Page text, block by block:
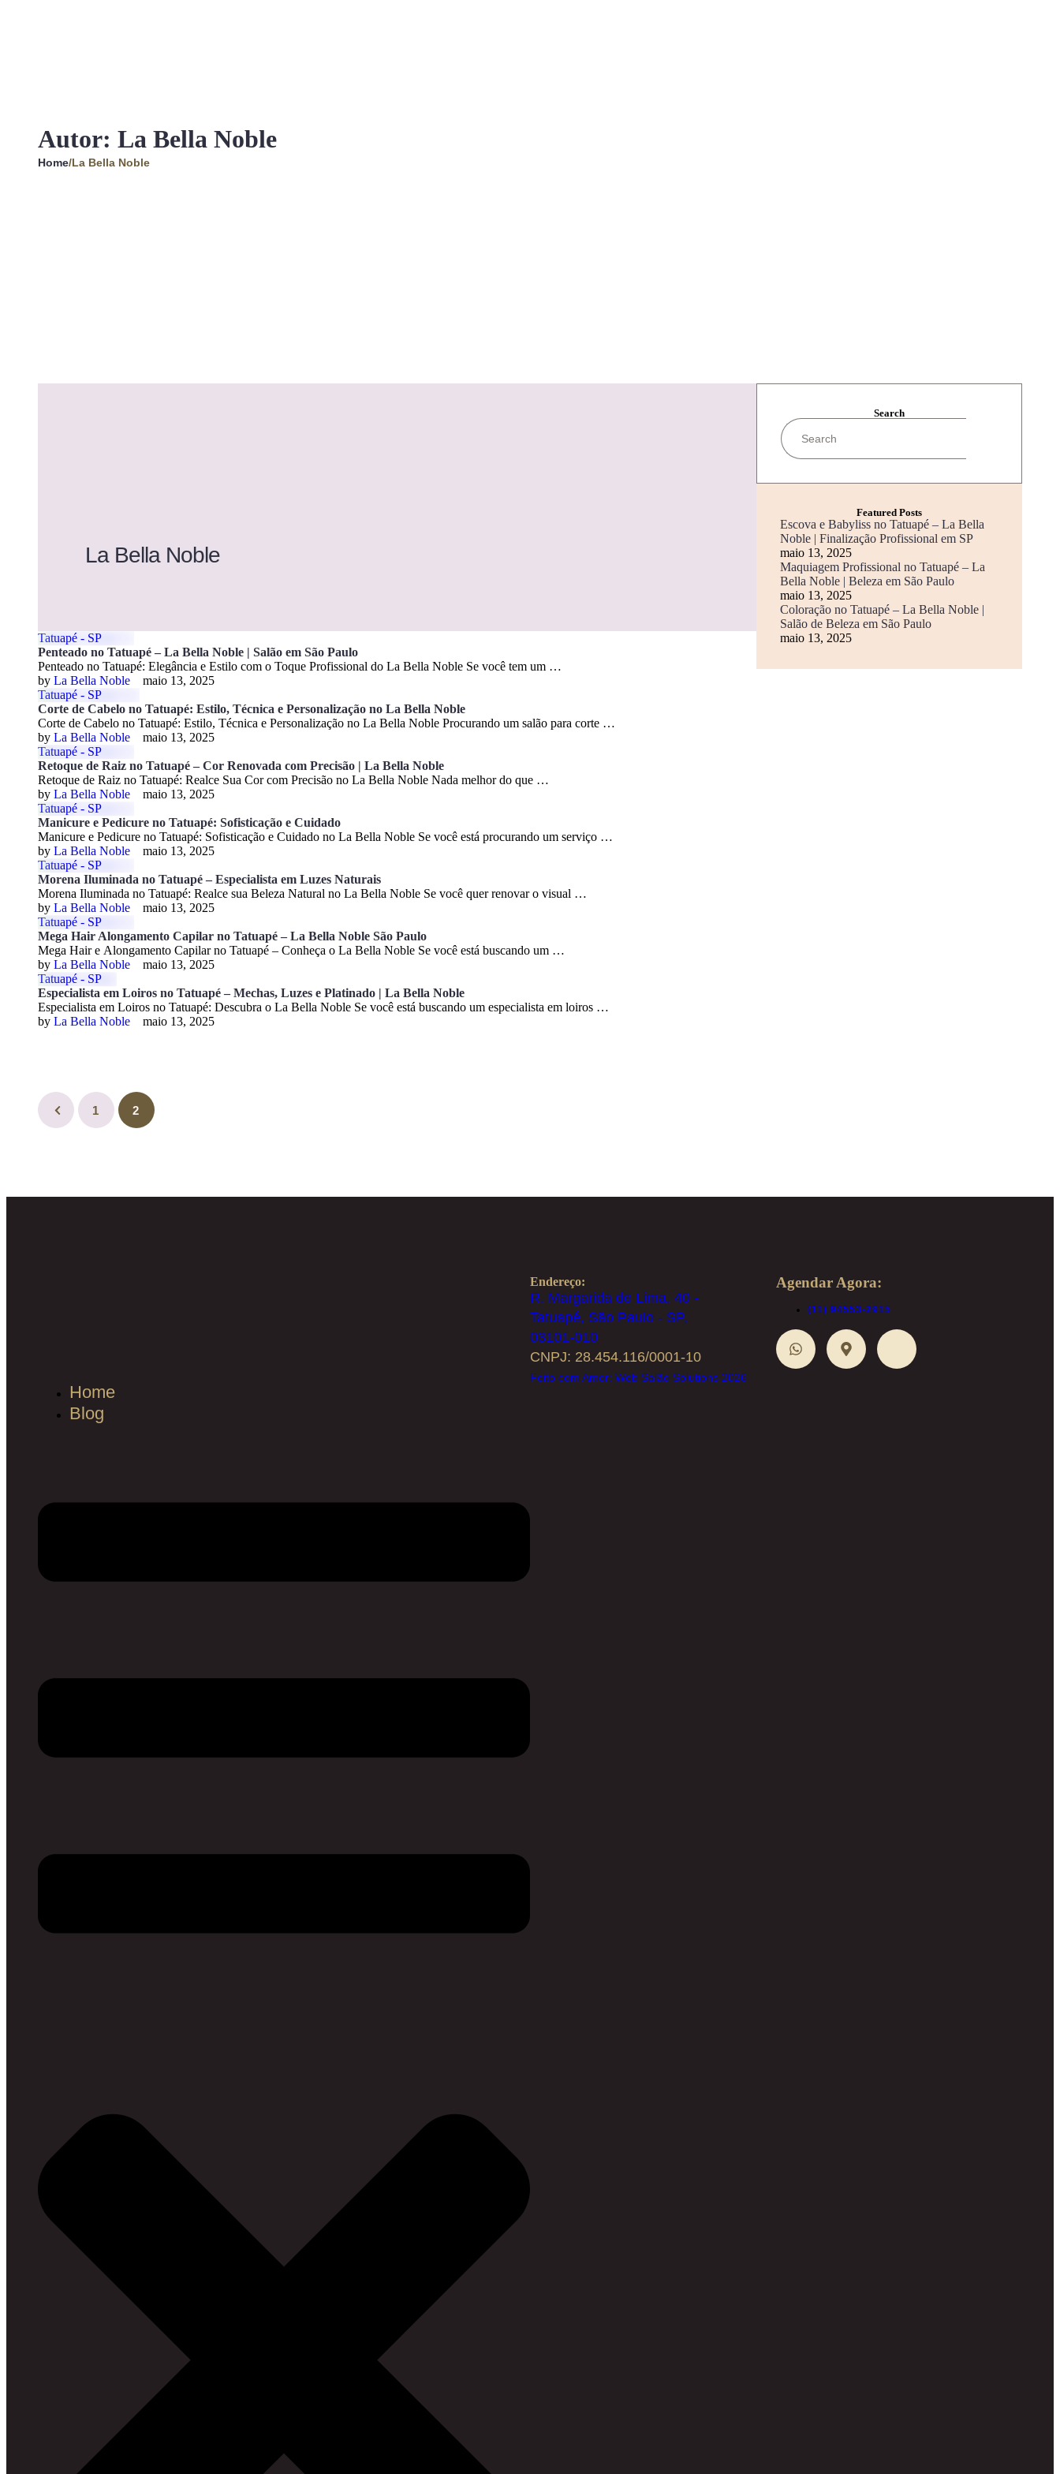
Autor: La Bella Noble
Home/La Bella Noble
La Bella Noble
Tatuapé - SP
Penteado no Tatuapé – La Bella Noble | Salão em São Paulo
Penteado no Tatuapé: Elegância e Estilo com o Toque Profissional do La Bella Noble Se você tem um …
by La Bella Noble
maio 13, 2025
Tatuapé - SP
Corte de Cabelo no Tatuapé: Estilo, Técnica e Personalização no La Bella Noble
Corte de Cabelo no Tatuapé: Estilo, Técnica e Personalização no La Bella Noble Procurando um salão para corte …
by La Bella Noble
maio 13, 2025
Tatuapé - SP
Retoque de Raiz no Tatuapé – Cor Renovada com Precisão | La Bella Noble
Retoque de Raiz no Tatuapé: Realce Sua Cor com Precisão no La Bella Noble Nada melhor do que …
by La Bella Noble
maio 13, 2025
Tatuapé - SP
Manicure e Pedicure no Tatuapé: Sofisticação e Cuidado
Manicure e Pedicure no Tatuapé: Sofisticação e Cuidado no La Bella Noble Se você está procurando um serviço …
by La Bella Noble
maio 13, 2025
Tatuapé - SP
Morena Iluminada no Tatuapé – Especialista em Luzes Naturais
Morena Iluminada no Tatuapé: Realce sua Beleza Natural no La Bella Noble Se você quer renovar o visual …
by La Bella Noble
maio 13, 2025
Tatuapé - SP
Mega Hair Alongamento Capilar no Tatuapé – La Bella Noble São Paulo
Mega Hair e Alongamento Capilar no Tatuapé – Conheça o La Bella Noble Se você está buscando um …
by La Bella Noble
maio 13, 2025
Tatuapé - SP
Especialista em Loiros no Tatuapé – Mechas, Luzes e Platinado | La Bella Noble
Especialista em Loiros no Tatuapé: Descubra o La Bella Noble Se você está buscando um especialista em loiros …
by La Bella Noble maio 13, 2025
1 2
Search
Featured Posts
Escova e Babyliss no Tatuapé – La Bella
Noble | Finalização Profissional em SP
maio 13, 2025
Maquiagem Profissional no Tatuapé – La
Bella Noble | Beleza em São Paulo
maio 13, 2025
Coloração no Tatuapé – La Bella Noble |
Salão de Beleza em São Paulo
maio 13, 2025
Endereço:
R. Margarida de Lima, 40 -
Tatuapé, São Paulo - SP,
03101-010
CNPJ: 28.454.116/0001-10
Agendar Agora:
(11) 94553-2915
Home
Blog
Feito com Amor: Web Salão Solutions 2026